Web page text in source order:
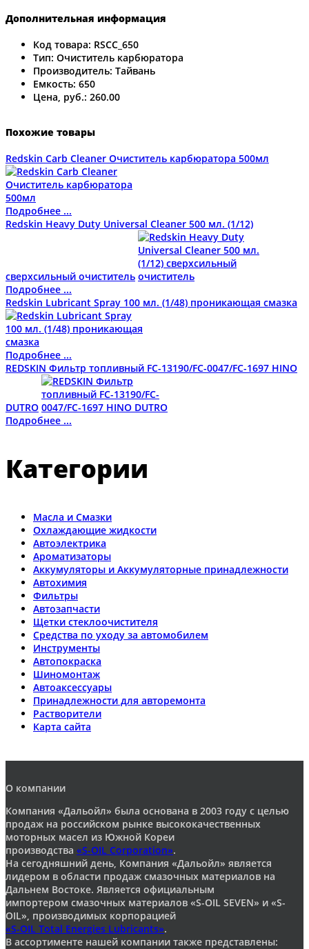
Дополнительная информация
Код товара: RSCC_650
Тип: Очиститель карбюратора
Производитель: Тайвань
Емкость: 650
Цена, руб.: 260.00
Похожие товары
Redskin Carb Cleaner Очиститель карбюратора 500мл
Подробнее ...
Redskin Heavy Duty Universal Cleaner 500 мл. (1/12)
сверхсильный очиститель
Подробнее ...
Redskin Lubricant Spray 100 мл. (1/48) проникающая смазка
Подробнее ...
REDSKIN Фильтр топливный FC-13190/FC-0047/FC-1697 HINO
DUTRO
Подробнее ...
Категории
Масла и Смазки
Охлаждающие жидкости
Автоэлектрика
Ароматизаторы
Аккумуляторы и Аккумуляторные принадлежности
Автохимия
Фильтры
Автозапчасти
Щетки стеклоочистителя
Средства по уходу за автомобилем
Инструменты
Автопокраска
Шиномонтаж
Автоаксессуары
Принадлежности для авторемонта
Растворители
Карта сайта
О компании
Компания «Дальойл» была основана в 2003 году с целью
продаж на российском рынке высококачественных
моторных масел из Южной Кореи
производства «S-OIL Corporation».
На сегодняшний день, Компания «Дальойл» является
лидером в области продаж смазочных материалов на
Дальнем Востоке. Является официальным
импортером смазочных материалов «S-OIL SEVEN» и «S-
OIL», производимых корпорацией
«S-OIL Total Energies Lubricants».
В ассортименте нашей компании также представлены: